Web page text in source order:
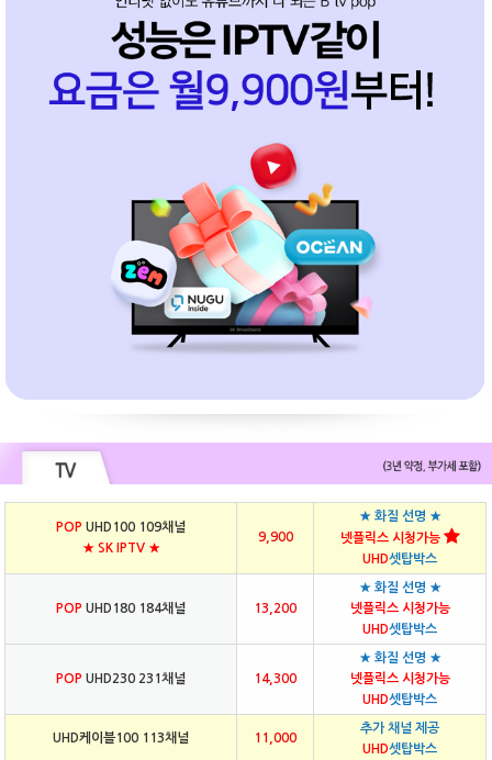
POP UHD100 109채널
★ SK IPTV ★
9,900
★ 화질 선명 ★
넷플릭스 시청가능
UHD셋탑박스
POP UHD180 184채널 13,200
★ 화질 선명 ★
넷플릭스 시청가능
UHD셋탑박스
POP UHD230 231채널 14,300
★ 화질 선명 ★
넷플릭스 시청가능
UHD셋탑박스
UHD케이블100 113채널 11,000
추가 채널 제공
UHD셋탑박스